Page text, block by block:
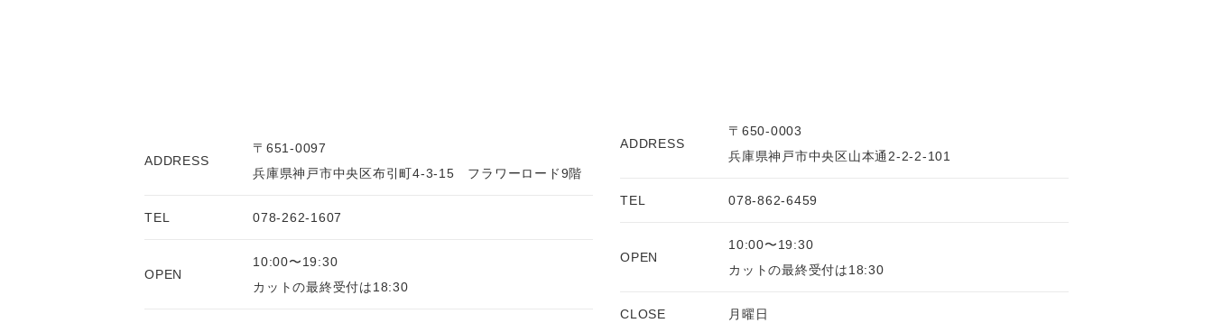
ADDRESS
〒651-0097
兵庫県神戸市中央区布引町4-3-15 フラワーロード9階
TEL 078-262-1607
OPEN
10:00〜19:30
カットの最終受付は18:30
ADDRESS
〒650-0003
兵庫県神戸市中央区山本通2-2-2-101
TEL 078-862-6459
OPEN
10:00〜19:30
カットの最終受付は18:30
CLOSE 月曜日